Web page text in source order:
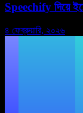
Speechify দিয়ে
৪ ফেব্রুয়ারি, ২০২৬